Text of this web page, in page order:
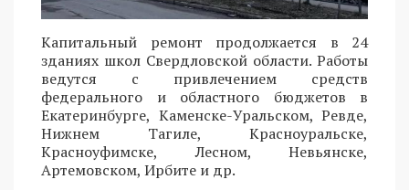
Капитальный ремонт продолжается в 24
зданиях школ Свердловской области. Работы
ведутся с привлечением средств
федерального и областного бюджетов в
Екатеринбурге, Каменске-Уральском, Ревде,
Нижнем Тагиле, Красноуральске,
Красноуфимске, Лесном, Невьянске,
Артемовском, Ирбите и др.